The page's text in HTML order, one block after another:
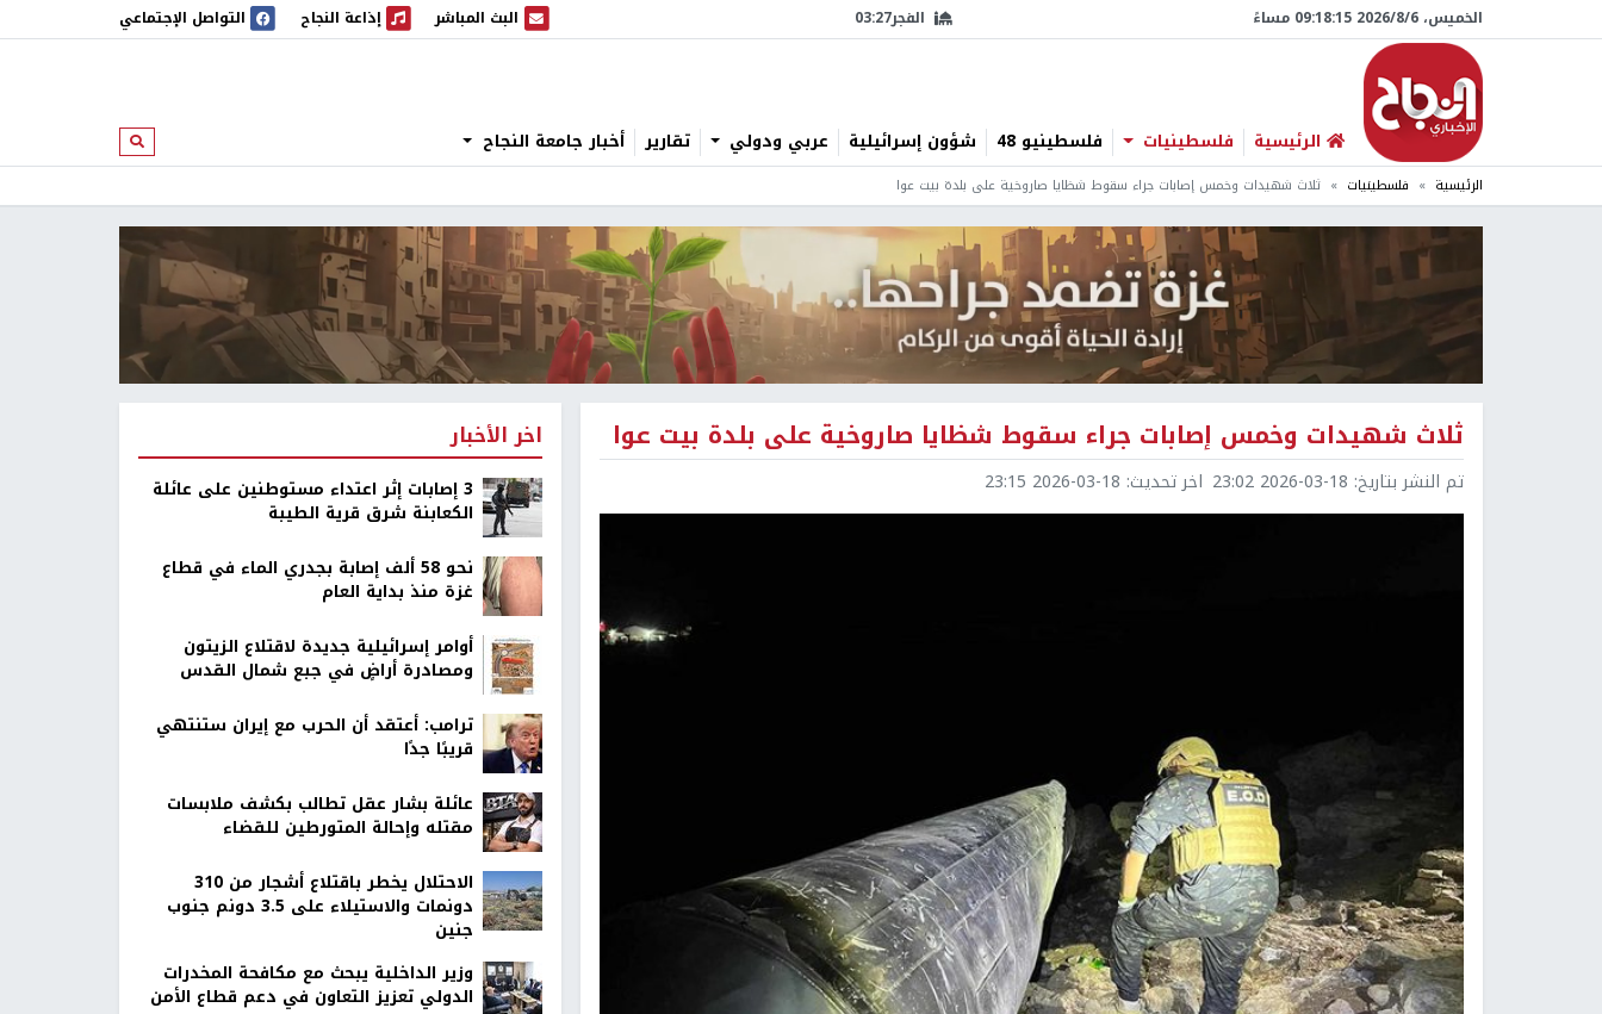
الخميس، 6/‏8/‏2026 09:18:16 مساءً الفجر03:27 البث المباشر
البث المباشر إذاعة النجاح
إذاعة النجاح التواصل الإجتماعي
الرئيسية فلسطينيات فلسطينيو 48 شؤون إسرائيلية عربي ودولي تقارير أخبار جامعة النجاح ابحث
الرئيسية فلسطينيات ثلاث شهيدات وخمس إصابات جراء سقوط شظايا صاروخية على بلدة بيت عوا
ثلاث شهيدات وخمس إصابات جراء سقوط شظايا صاروخية على بلدة بيت عوا
تم النشر بتاريخ: 2026-03-18 23:02 اخر تحديث: 2026-03-18 23:15
اخر الأخبار
‏3 إصابات إثر اعتداء مستوطنين على عائلة
الكعابنة شرق قرية الطيبة
نحو 58 ألف إصابة بجدري الماء في قطاع
غزة منذ بداية العام
أوامر إسرائيلية جديدة لاقتلاع الزيتون
ومصادرة أراضٍ في جبع شمال القدس
ترامب: أعتقد أن الحرب مع إيران ستنتهي
قريبًا جدًا
عائلة بشار عقل تطالب بكشف ملابسات
مقتله وإحالة المتورطين للقضاء
الاحتلال يخطر باقتلاع أشجار من 310
دونمات والاستيلاء على 3.5 دونم جنوب
جنين
وزير الداخلية يبحث مع مكافحة المخدرات
الدولي تعزيز التعاون في دعم قطاع الأمن